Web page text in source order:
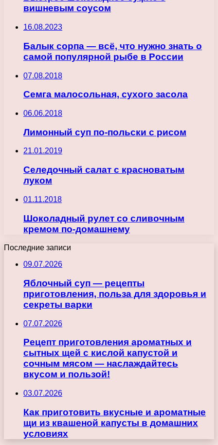
вишневым соусом
16.08.2023
Балык сорпа — всё, что нужно знать о
самой популярной рыбе в России
07.08.2018
Семга малосольная, сухого засола
06.06.2018
Лимонный суп по-польски с рисом
21.01.2019
Селедочный салат с красноватым
луком
01.11.2018
Шоколадный рулет со сливочным
кремом по-домашнему
Последние записи
09.07.2026
Яблочный суп — рецепты
приготовления, польза для здоровья и
секреты варки
07.07.2026
Рецепт приготовления ароматных и
сытных щей с кислой капустой и
сочным мясом — наслаждайтесь
вкусом и пользой!
03.07.2026
Как приготовить вкусные и ароматные
щи из квашеной капусты в домашних
условиях